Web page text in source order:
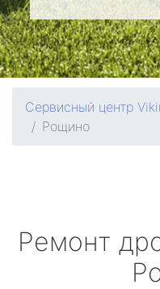
Сервисный центр
Рощино
Ремонт